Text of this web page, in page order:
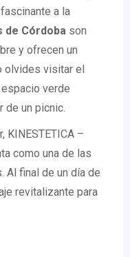
a la
de Córdoba son
y ofrecen un
olvides visitar el
verde
de un picnic.
KINESTETICA –
como una de las
Al final de un día de
revitalizante para